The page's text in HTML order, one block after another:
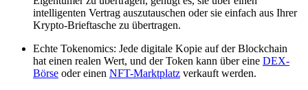
intelligenten Vertrag auszutauschen oder sie einfach aus Ihrer
Krypto-Brieftasche zu übertragen.
Echte Tokenomics: Jede digitale Kopie auf der Blockchain
hat einen realen Wert, und der Token kann über eine DEX-
Börse oder einen NFT-Marktplatz verkauft werden.